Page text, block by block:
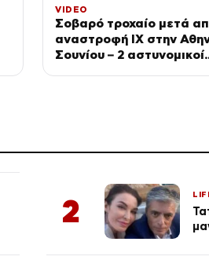
VIDEO
Σοβαρό τροχαίο μετά
αναστροφή ΙΧ στην
Σουνίου – 2 αστυνομικοί
2